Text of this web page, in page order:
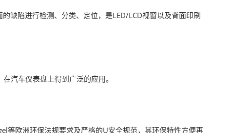
缺陷进行检测、分类、定位，是LED/LCD视窗以及背面印刷
汽车仪表盘上得到广泛的应用。
等欧洲环保法规要求及严格的U安全规范，其环保特性方便再